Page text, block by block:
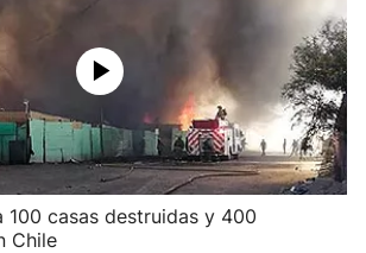
100 casas destruidas y 400
Chile